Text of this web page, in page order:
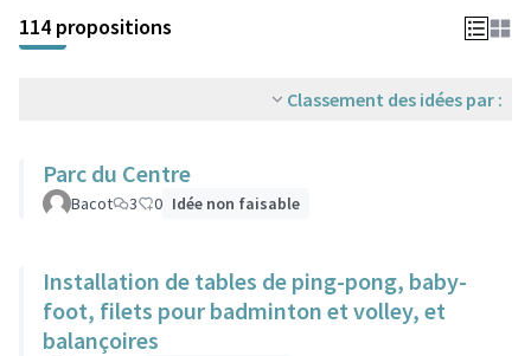
114 propositions
Classement des idées par :
Parc du Centre
Bacot 3 0 Idée non faisable
Installation de tables de ping-pong, baby-
foot, filets pour badminton et volley, et
balançoires